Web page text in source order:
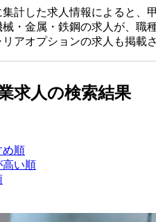
集計した求人情報によると、
・金属・鉄鋼の求人が、職
アオプションの求人も掲載
求人の検索結果
め順
高い順